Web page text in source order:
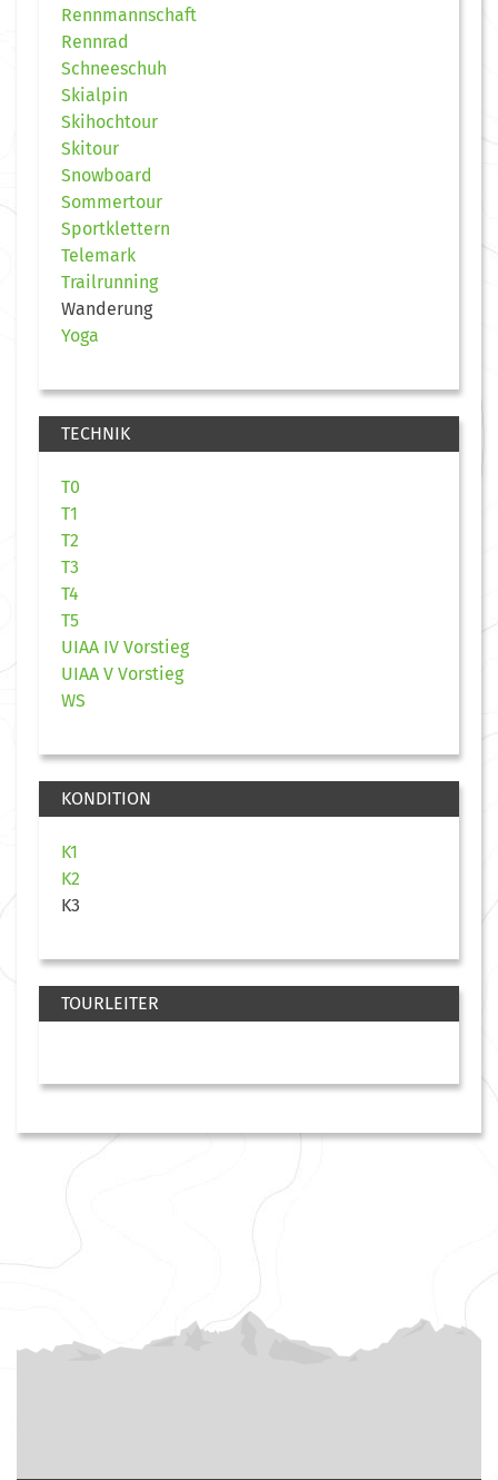
Rennmannschaft
Rennrad
Schneeschuh
Skialpin
Skihochtour
Skitour
Snowboard
Sommertour
Sportklettern
Telemark
Trailrunning
Wanderung
Yoga
TECHNIK
T0
T1
T2
T3
T4
T5
UIAA IV Vorstieg
UIAA V Vorstieg
WS
KONDITION
K1
K2
K3
TOURLEITER